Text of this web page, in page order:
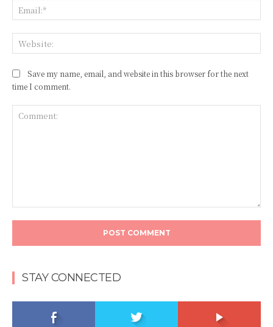
Save my name, email, and website in this browser for the next
time I comment.
STAY CONNECTED